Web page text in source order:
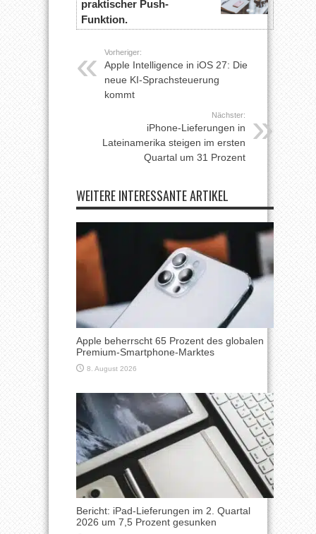
praktischer Push-
Funktion.
Vorheriger:
Apple Intelligence in iOS 27: Die
neue KI-Sprachsteuerung
kommt
Nächster:
iPhone-Lieferungen in
Lateinamerika steigen im ersten
Quartal um 31 Prozent
WEITERE INTERESSANTE ARTIKEL
Apple beherrscht 65 Prozent des globalen
Premium-Smartphone-Marktes
8. August 2026
Bericht: iPad-Lieferungen im 2. Quartal
2026 um 7,5 Prozent gesunken